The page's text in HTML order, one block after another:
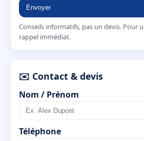
Envoyer
Conseils informatifs, pas un devis. Pour
rappel immédiat.
✉️ Contact & devis
Nom / Prénom
Téléphone